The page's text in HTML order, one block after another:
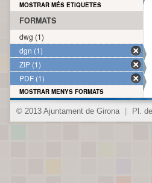
MOSTRAR MÉS ETIQUETES
FORMATS
dwg (1)
dgn (1)
ZIP (1)
PDF (1)
MOSTRAR MENYS FORMATS
© 2013 Ajuntament de Girona Pl.